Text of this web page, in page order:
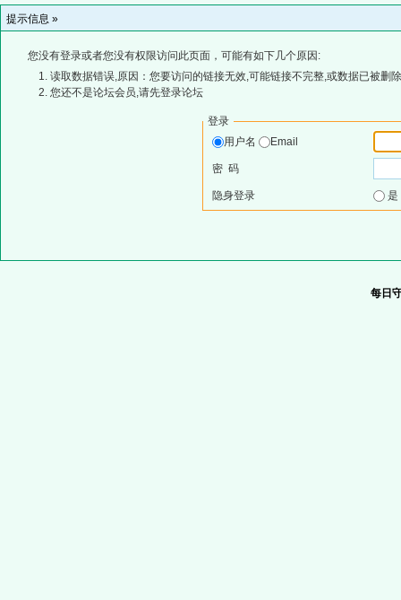
提示信息 »
您没有登录或者您没有权限访问此页面，可能有如下几个原因:
读取数据错误,原因：您要访问的链接无效,可能链接不完整,或数据已被删
您还不是论坛会员,请先登录论坛
登录
用户名
Email
密 码
隐身登录
每日